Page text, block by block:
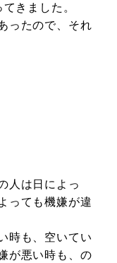
きました。
ったので、それ
人は日によっ
っても機嫌が違
時も、空いてい
が悪い時も、の